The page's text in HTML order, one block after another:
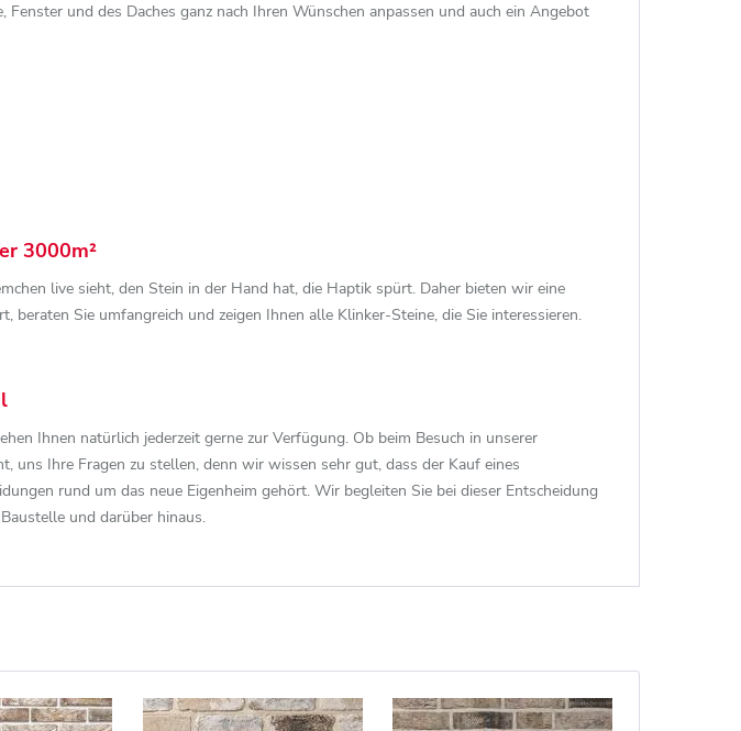
und des Daches ganz nach Ihren Wünschen anpassen und auch ein Angebot
3000m²
live sieht, den Stein in der Hand hat, die Haptik spürt. Daher bieten wir eine
beraten Sie umfangreich und zeigen Ihnen alle Klinker-Steine, die Sie interessieren.
Ihnen natürlich jederzeit gerne zur Verfügung. Ob beim Besuch in unserer
uns Ihre Fragen zu stellen, denn wir wissen sehr gut, dass der Kauf eines
rund um das neue Eigenheim gehört. Wir begleiten Sie bei dieser Entscheidung
und darüber hinaus.